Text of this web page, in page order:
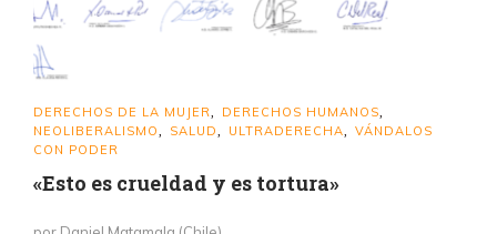
DERECHOS DE LA MUJER DERECHOS HUMANOS
NEOLIBERALISMO SALUD ULTRADERECHA
VÁNDALOS
CON PODER
«Esto es crueldad y es tortura»